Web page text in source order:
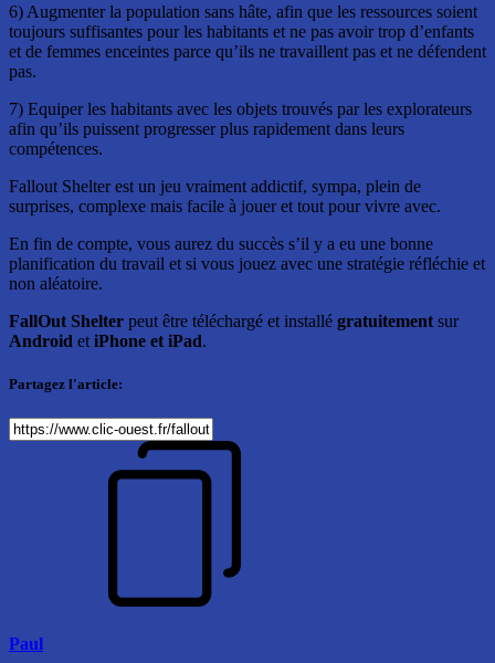
6) Augmenter la population sans hâte, afin que les ressources soient
toujours suffisantes pour les habitants et ne pas avoir trop d’enfants
et de femmes enceintes parce qu’ils ne travaillent pas et ne défendent
pas.
7) Equiper les habitants avec les objets trouvés par les explorateurs
afin qu’ils puissent progresser plus rapidement dans leurs
compétences.
Fallout Shelter est un jeu vraiment addictif, sympa, plein de
surprises, complexe mais facile à jouer et tout pour vivre avec.
En fin de compte, vous aurez du succès s’il y a eu une bonne
planification du travail et si vous jouez avec une stratégie réfléchie et
non aléatoire.
FallOut Shelter peut être téléchargé et installé gratuitement sur
Android et iPhone et iPad.
Partagez l'article:
Paul